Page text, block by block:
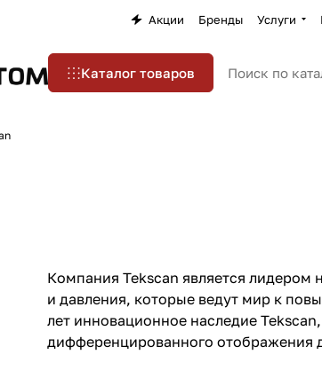
Акции Бренды Услуги
Каталог товаров
Компания Tekscan является лидером
и давления, которые ведут мир к
лет инновационное наследие
дифференцированного отображения